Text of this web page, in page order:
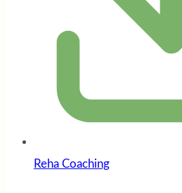
Reha Coaching